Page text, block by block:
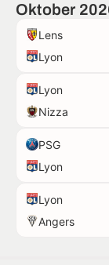
Oktober
Lens
Lyon
Lyon
Nizza
PSG
Lyon
Lyon
Angers